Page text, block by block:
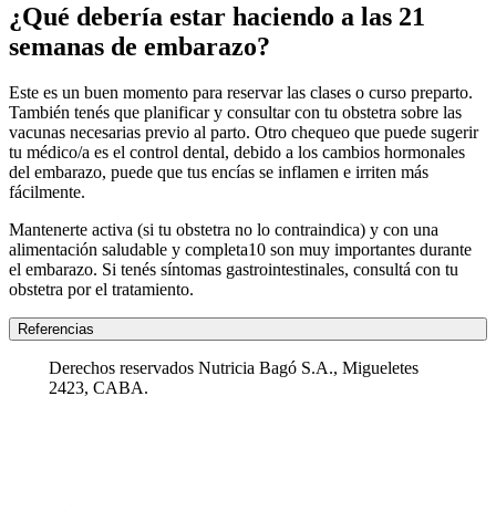
¿Qué debería estar haciendo a las 21
semanas de embarazo?
Este es un buen momento para reservar las clases o curso preparto.
También tenés que planificar y consultar con tu obstetra sobre las
vacunas necesarias previo al parto. Otro chequeo que puede sugerir
tu médico/a es el control dental, debido a los cambios hormonales
del embarazo, puede que tus encías se inflamen e irriten más
fácilmente.
Mantenerte activa (si tu obstetra no lo contraindica) y con una
alimentación saludable y completa10 son muy importantes durante
el embarazo. Si tenés síntomas gastrointestinales, consultá con tu
obstetra por el tratamiento.
Referencias
Derechos reservados Nutricia Bagó S.A., Migueletes
2423, CABA.